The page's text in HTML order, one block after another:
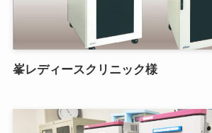
峯レディースクリニック様